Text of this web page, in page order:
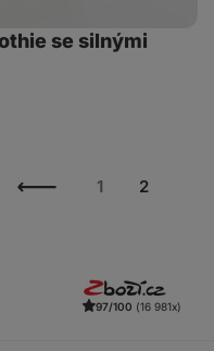
se silnými
1 2
97/100 (16 981x)